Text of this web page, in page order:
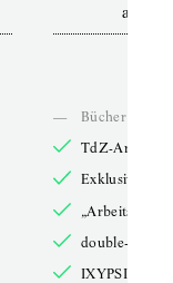
ab
—
Bücher online
TdZ-Artikel
Exklusive
double-